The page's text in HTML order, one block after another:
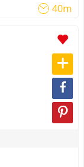
40m